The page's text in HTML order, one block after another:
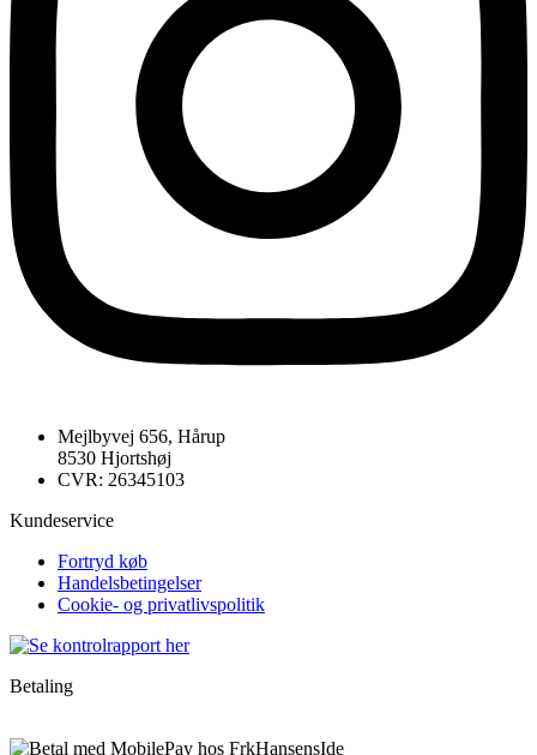
Mejlbyvej 656, Hårup
8530 Hjortshøj
CVR: 26345103
Kundeservice
Fortryd køb
Handelsbetingelser
Cookie- og privatlivspolitik
Betaling